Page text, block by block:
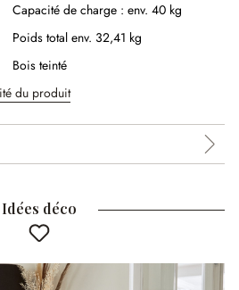
Capacité de charge : env. 40 kg
Poids total env. 32,41 kg
Bois teinté
du produit
Idées déco